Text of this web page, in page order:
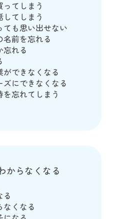
てしまう
てしまう
も思い出せない
前を忘れる
れる
できなくなる
にできなくなる
忘れてしまう
からなくなる
る
くなる